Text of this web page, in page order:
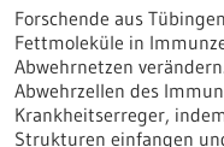
Forschende aus
Fettmoleküle in
Abwehrnetzen
Abwehrzellen des
Krankheitserreger,
Strukturen einfangen